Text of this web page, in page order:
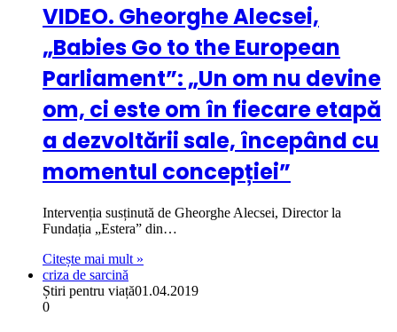
VIDEO. Gheorghe Alecsei,
„Babies Go to the European
Parliament”: „Un om nu devine
om, ci este om în fiecare etapă
a dezvoltării sale, începând cu
momentul concepției”
Intervenția susținută de Gheorghe Alecsei, Director la
Fundația „Estera” din…
Citește mai mult »
criza de sarcină
Știri pentru viață01.04.2019
0